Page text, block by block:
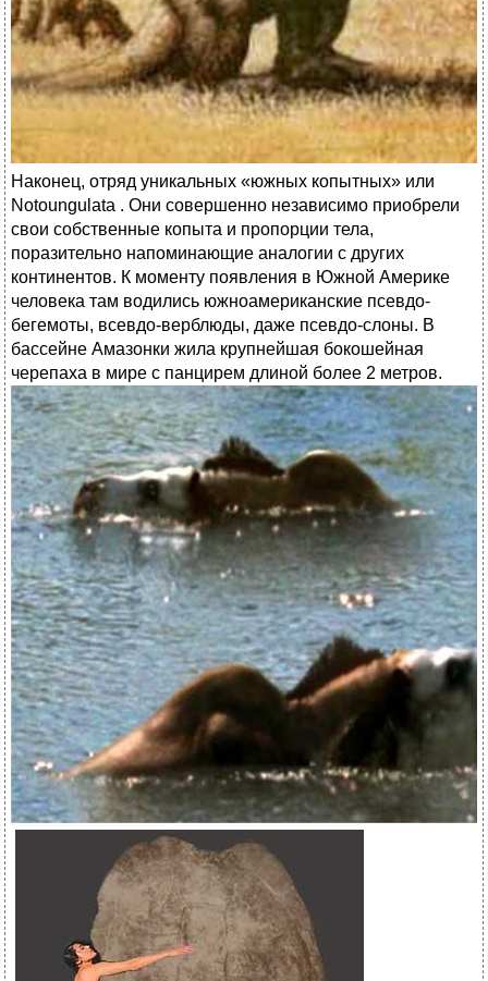
Наконец, отряд уникальных «южных копытных» или
Notoungulata . Они совершенно независимо приобрели
свои собственные копыта и пропорции тела,
поразительно напоминающие аналогии с других
континентов. К моменту появления в Южной Америке
человека там водились южноамериканские псевдо-
бегемоты, всевдо-верблюды, даже псевдо-слоны. В
бассейне Амазонки жила крупнейшая бокошейная
черепаха в мире с панцирем длиной более 2 метров.